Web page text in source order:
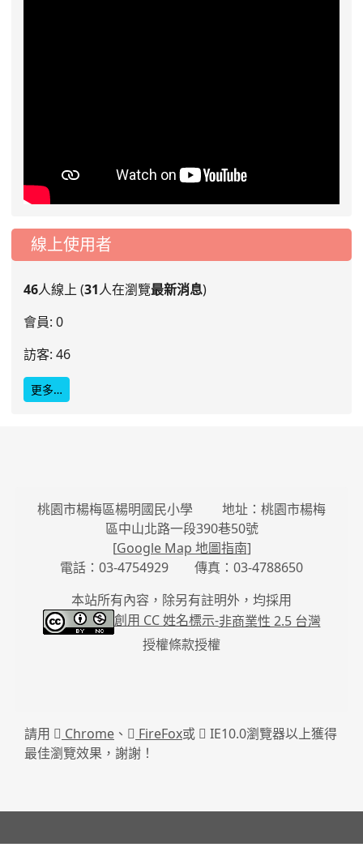
線上使用者
46人線上 (31人在瀏覽最新消息)
會員: 0
訪客: 46
更多…
桃園市楊梅區楊明國民小學 地址：桃園市楊梅
區中山北路一段390巷50號
[Google Map 地圖指南]
電話：03-4754929 傳真：03-4788650
本站所有內容，除另有註明外，均採用
創用 CC 姓名標示-非商業性 2.5 台灣
授權條款授權
請用 Chrome 、 FireFox或
IE10.0瀏覽器以上獲得
最佳瀏覽效果，謝謝！